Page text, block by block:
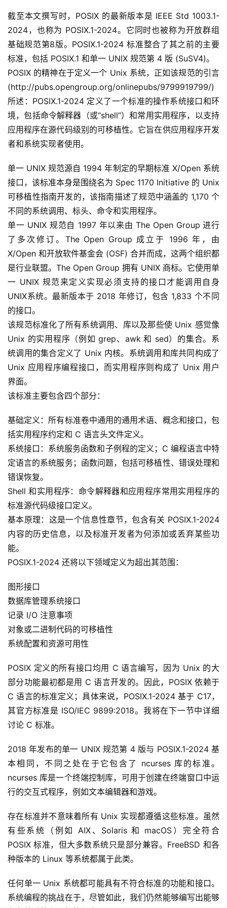
干
群
运
营
记
录
经
验
教
软
件
应
用
服
务
A
I
提
示
词
开
代
码
常
用
链
接
登录 注册
截至本文撰写时，POSIX 的最新版本是 IEEE Std 1003.1-
2024，也称为 POSIX.1-2024。它同时也被称为开放群组
基础规范第8版。POSIX.1-2024 标准整合了其之前的主要
标准，包括 POSIX.1 和单一 UNIX 规范第 4 版 (SuSV4)。
POSIX 的精神在于定义一个 Unix 系统，正如该规范的引言
(http://pubs.opengroup.org/onlinepubs/9799919799/)
所述：POSIX.1-2024 定义了一个标准的操作系统接口和环
境，包括命令解释器（或“shell”）和常用实用程序，以支持
应用程序在源代码级别的可移植性。它旨在供应用程序开发
者和系统实现者使用。
单一 UNIX 规范源自 1994 年制定的早期标准 X/Open 系统
接口，该标准本身是围绕名为 Spec 1170 Initiative 的 Unix
可移植性指南开发的，该指南描述了规范中涵盖的 1,170 个
不同的系统调用、标头、命令和实用程序。
单一 UNIX 规范自 1997 年以来由 The Open Group 进行
了多次修订。The Open Group 成立于 1996 年，由
X/Open 和开放软件基金会 (OSF) 合并而成，这两个组织都
是行业联盟。The Open Group 拥有 UNIX 商标。它使用单
一 UNIX 规范来定义实现必须支持的接口才能调用自身
UNIX系统。最新版本于 2018 年修订，包含 1,833 个不同
的接口。
该规范标准化了所有系统调用、库以及那些使 Unix 感觉像
Unix 的实用程序（例如 grep、awk 和 sed）的集合。系
统调用的集合定义了 Unix 内核。系统调用和库共同构成了
Unix 应用程序编程接口，而实用程序则构成了 Unix 用户
界面。
该标准主要包含四个部分：
基础定义：所有标准卷中通用的通用术语、概念和接口，包
括实用程序约定和 C 语言头文件定义。
系统接口：系统服务函数和子例程的定义；C 编程语言中特
定语言的系统服务；函数问题，包括可移植性、错误处理和
错误恢复。
Shell 和实用程序：命令解释器和应用程序常用实用程序的
标准源代码级接口定义。
基本原理：这是一个信息性章节，包含有关 POSIX.1-2024
内容的历史信息，以及标准开发者为何添加或丢弃某些功
能。
POSIX.1-2024 还将以下领域定义为超出其范围：
图形接口
数据库管理系统接口
记录 I/O 注意事项
对象或二进制代码的可移植性
系统配置和资源可用性
POSIX 定义的所有接口均用 C 语言编写，因为 Unix 的大
部分功能最初都是用 C 语言开发的。因此，POSIX 依赖于
C 语言的标准定义；具体来说，POSIX.1-2024 基于 C17，
其官方标准是 ISO/IEC 9899:2018。我将在下一节中详细
讨论 C 标准。
2018 年发布的单一 UNIX 规范第 4 版与 POSIX.1-2024 基
本相同，不同之处在于它包含了 ncurses 库的标准。
ncurses 库是一个终端控制库，可用于创建在终端窗口中运
行的交互式程序，例如文本编辑器和游戏。
存在标准并不意味着所有 Unix 实现都遵循这些标准。虽然
有些系统（例如 AIX、Solaris 和 macOS）完全符合
POSIX 标准，但大多数系统只是部分兼容。FreeBSD 和各
种版本的 Linux 等系统都属于此类。
任何单一 Unix 系统都可能具有不符合标准的功能和接口。
系统编程的挑战在于，尽管如此，我们仍然能够编写出能够